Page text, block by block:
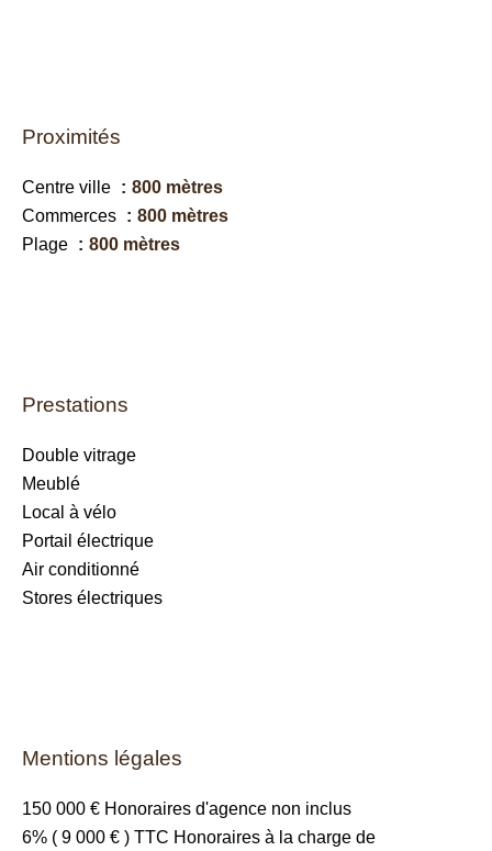
Proximités
Centre ville
800 mètres
Commerces
800 mètres
Plage
800 mètres
Prestations
Double vitrage
Meublé
Local à vélo
Portail électrique
Air conditionné
Stores électriques
Mentions légales
150 000 € Honoraires d'agence non inclus
6% ( 9 000 € ) TTC Honoraires à la charge de